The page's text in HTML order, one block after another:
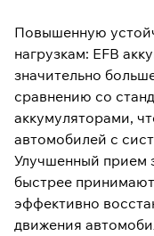
Повышенную
нагрузкам: EFB
значительно
сравнению со
аккумуляторами,
автомобилей с
Улучшенный прием
быстрее
эффективно
движения